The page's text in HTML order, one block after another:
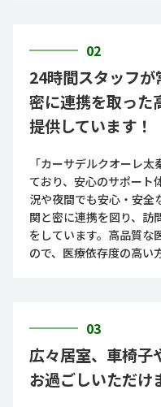
02
24時間スタッフ
密に連携を取った
提供しています！
「カーサデルクオーレ
ており、安心のサポート
況や夜間でも安心・安全
関と密に連携を図り、訪
をしています。高品質な
ので、医療依存度の高い
03
広々居室、車椅子
お過ごしいただけ